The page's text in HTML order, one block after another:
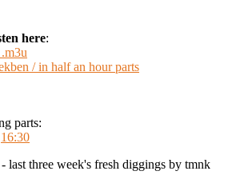
here:
/ in half an hour parts
parts:
16:30